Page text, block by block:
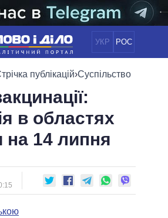
УКР РОС
НОВИНИ
ПОЛІТИКА
ЕКОНОМІКА
СУСПІЛЬСТВО
ОБIЦЯНКИ
ПОЛIТИКИ
ОФІС
ВІДЕО
публікацій›Суспільство
в областях
на 14 липня